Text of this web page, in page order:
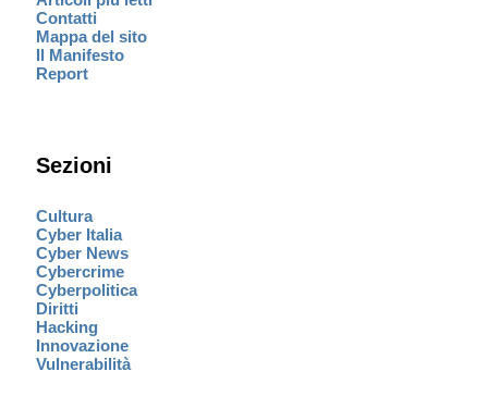
Contatti
Mappa del sito
Il Manifesto
Report
Sezioni
Cultura
Cyber Italia
Cyber News
Cybercrime
Cyberpolitica
Diritti
Hacking
Innovazione
Vulnerabilità